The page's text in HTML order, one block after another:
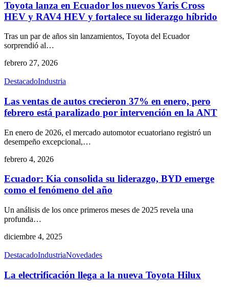
Toyota lanza en Ecuador los nuevos Yaris Cross
HEV y RAV4 HEV y fortalece su liderazgo híbrido
Tras un par de años sin lanzamientos, Toyota del Ecuador
sorprendió al…
febrero 27, 2026
DestacadoIndustria
Las ventas de autos crecieron 37% en enero, pero
febrero está paralizado por intervención en la ANT
En enero de 2026, el mercado automotor ecuatoriano registró un
desempeño excepcional,…
febrero 4, 2026
Ecuador: Kia consolida su liderazgo, BYD emerge
como el fenómeno del año
Un análisis de los once primeros meses de 2025 revela una
profunda…
diciembre 4, 2025
DestacadoIndustriaNovedades
La electrificación llega a la nueva Toyota Hilux